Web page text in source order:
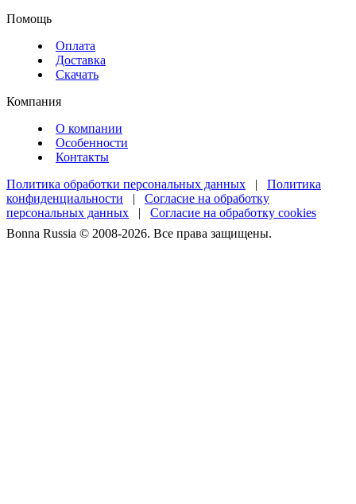
Помощь
Оплата
Доставка
Скачать
Компания
О компании
Особенности
Контакты
Политика обработки персональных данных | Политика
конфиденциальности | Согласие на обработку
персональных данных | Согласие на обработку cookies
Bonna Russia © 2008-2026. Все права защищены.